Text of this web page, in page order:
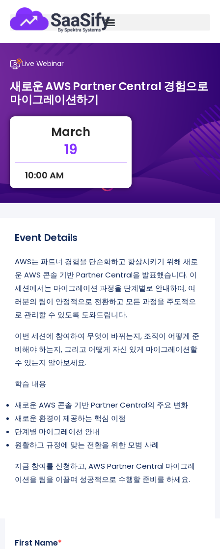
Live Webinar
새로운 AWS Partner Central 경험으로
마이그레이션하기
March
19
10:00 AM
Event Details
AWS는 파트너 경험을 단순화하고 향상시키기 위해 새로
운 AWS 콘솔 기반 Partner Central을 발표했습니다. 이
세션에서는 마이그레이션 과정을 단계별로 안내하여, 여
러분의 팀이 안정적으로 전환하고 모든 과정을 주도적으
로 관리할 수 있도록 도와드립니다.
이번 세션에 참여하여 무엇이 바뀌는지, 조직이 어떻게 준
비해야 하는지, 그리고 어떻게 자신 있게 마이그레이션할
수 있는지 알아보세요.
학습 내용
새로운 AWS 콘솔 기반 Partner Central의 주요 변화
새로운 환경이 제공하는 핵심 이점
단계별 마이그레이션 안내
원활하고 규정에 맞는 전환을 위한 모범 사례
지금 참여를 신청하고, AWS Partner Central 마이그레
이션을 팀을 이끌며 성공적으로 수행할 준비를 하세요.
First Name*